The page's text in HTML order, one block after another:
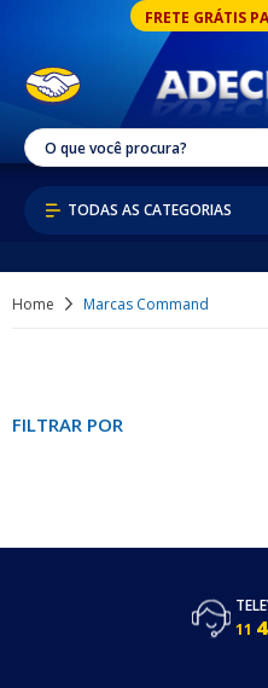
FRETE GRÁTIS
Home Marcas Command
FILTRAR POR
11